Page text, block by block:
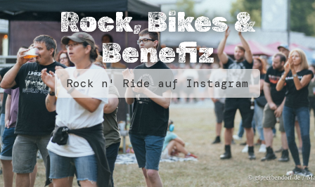
Rock, Bikes &
Benefiz
Rock n' Ride auf Instagram